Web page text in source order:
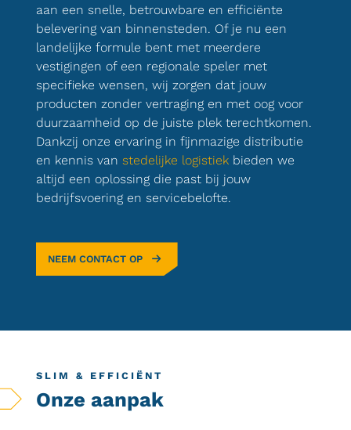
aan een snelle, betrouwbare en efficiënte
belevering van binnensteden. Of je nu een
landelijke formule bent met meerdere
vestigingen of een regionale speler met
specifieke wensen, wij zorgen dat jouw
producten zonder vertraging en met oog voor
duurzaamheid op de juiste plek terechtkomen.
Dankzij onze ervaring in fijnmazige distributie
en kennis van stedelijke logistiekbieden we
altijd een oplossing die past bij jouw
bedrijfsvoering en servicebelofte.
NEEM CONTACT OP
SLIM & EFFICIËNT
Onze aanpak